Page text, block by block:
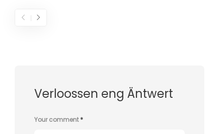
Verloossen eng Äntwert
Your comment*